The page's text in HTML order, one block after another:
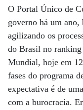
O Portal Único de
governo há um ano,
agilizando os
do Brasil no ranking
Mundial, hoje em
fases do programa
expectativa é de
com a burocracia.